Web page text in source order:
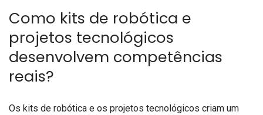
Como kits de robótica e
projetos tecnológicos
desenvolvem competências
reais?
Os kits de robótica e os projetos tecnológicos criam um